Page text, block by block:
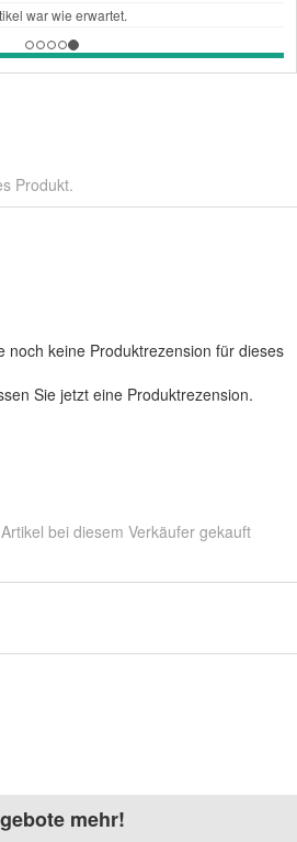
Produkt.
noch keine Produktrezension für dieses
Sie jetzt eine Produktrezension.
bei diesem Verkäufer gekauft
mehr!